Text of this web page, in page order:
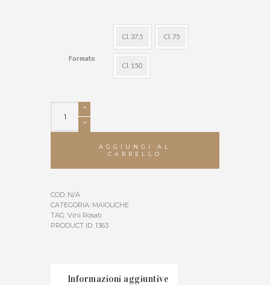
Formato
Cl. 37,5 Cl. 75
Cl. 150
quantità
AGGIUNGI AL
CARRELLO
COD: N/A
CATEGORIA: MAIOLICHE
TAG: Vini Rosati
PRODUCT ID: 1363
Informazioni aggiuntive